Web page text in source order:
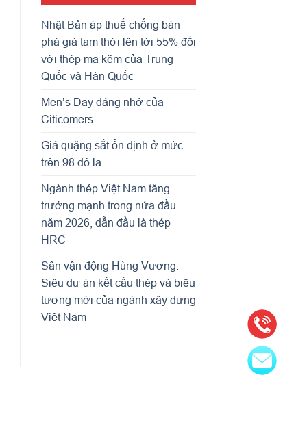
Nhật Bản áp thuế chống bán
phá giá tạm thời lên tới 55% đối
với thép mạ kẽm của Trung
Quốc và Hàn Quốc
Men’s Day đáng nhớ của
Citicomers
Giá quặng sắt ổn định ở mức
trên 98 đô la
Ngành thép Việt Nam tăng
trưởng mạnh trong nửa đầu
năm 2026, dẫn đầu là thép
HRC
Sân vận động Hùng Vương:
Siêu dự án kết cấu thép và biểu
tượng mới của ngành xây dựng
Việt Nam